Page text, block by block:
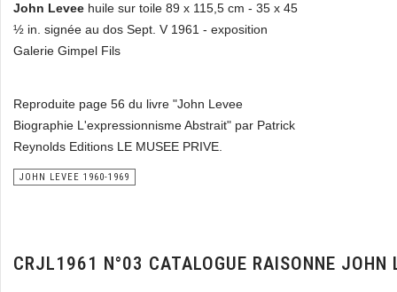
John Levee huile sur toile 89 x 115,5 cm - 35 x 45
½ in. signée au dos Sept. V 1961 - exposition
Galerie Gimpel Fils
Reproduite page 56 du livre "John Levee
Biographie L'expressionnisme Abstrait" par Patrick
Reynolds Editions LE MUSEE PRIVE.
JOHN LEVEE 1960-1969
CRJL1961 N°03 CATALOGUE RAISONNE JOHN